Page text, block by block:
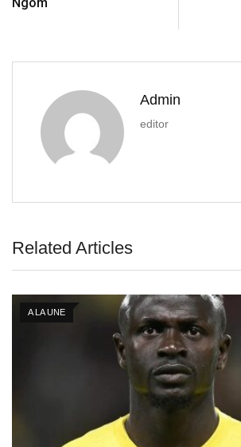
Admin
editor
Related Articles
A LA UNE